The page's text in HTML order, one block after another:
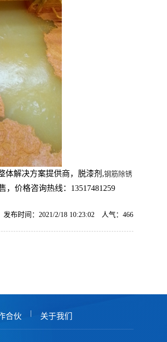
体解决方案提供商，脱漆剂,钢筋除锈
价格咨询热线：13517481259
布时间：2021/2/18 10:23:02 人气： 466
合伙 关于我们